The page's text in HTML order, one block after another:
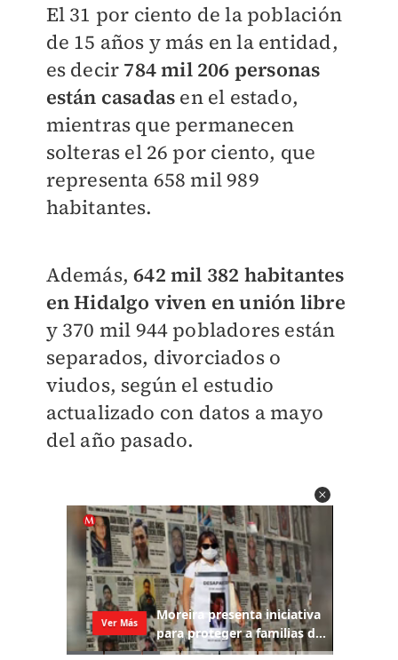
El 31 por ciento de la población
de 15 años y más en la entidad,
es decir 784 mil 206 personas
están casadas en el estado,
mientras que permanecen
solteras el 26 por ciento, que
representa 658 mil 989
habitantes.
Además,642 mil 382 habitantes
en Hidalgo viven en unión libre
y 370 mil 944 pobladores están
separados, divorciados o
viudos, según el estudio
actualizado con datos a mayo
del año pasado.